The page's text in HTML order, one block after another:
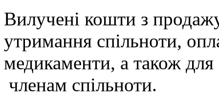
Вилучені кошти з
утримання спільноти,
медикаменти, а також для
членам спільноти.